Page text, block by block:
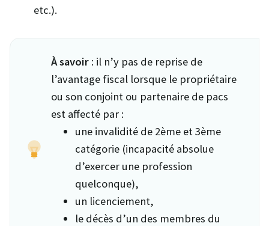
etc.).
À savoir : il n’y pas de reprise de
l’avantage fiscal lorsque le propriétaire
ou son conjoint ou partenaire de pacs
est affecté par :
une invalidité de 2ème et 3ème
catégorie (incapacité absolue
d’exercer une profession
quelconque),
un licenciement,
le décès d’un des membres du